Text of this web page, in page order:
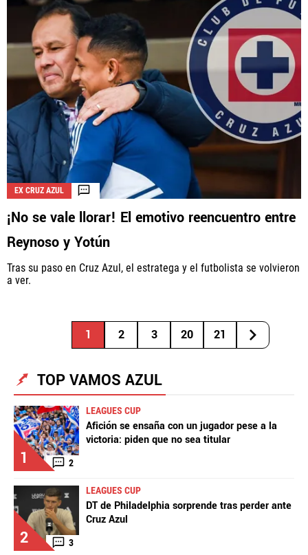
EX CRUZ AZUL
¡No se vale llorar! El emotivo reencuentro entre
Reynoso y Yotún
Tras su paso en Cruz Azul, el estratega y el futbolista se volvieron
a ver.
1 2 3 20 21
TOP VAMOS AZUL
1 2
LEAGUES CUP
Afición se ensaña con un jugador pese a la
victoria: piden que no sea titular
2 3
LEAGUES CUP
DT de Philadelphia sorprende tras perder ante
Cruz Azul